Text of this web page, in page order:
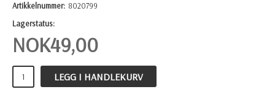
Artikkelnummer: 8020799
Lagerstatus:
NOK49,00
LEGG I HANDLEKURV